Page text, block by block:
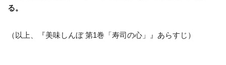
る。
（以上、『美味しんぼ 第1巻「寿司の心」』あらすじ）